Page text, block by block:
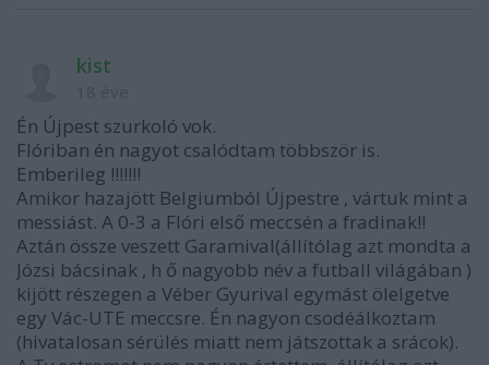
kist
Én Újpest szurkoló vok.
Flóriban én nagyot csalódtam többször is.
Emberileg !!!!!!!
Amikor hazajött Belgiumból Újpestre , vártuk mint a
messiást. A 0-3 a Flóri első meccsén a fradinak!!
Aztán össze veszett Garamival(állítólag azt mondta a
Józsi bácsinak , h ő nagyobb név a futball világában )
kijött részegen a Véber Gyurival egymást ölelgetve
egy Vác-UTE meccsre. Én nagyon csodéálkoztam
(hivatalosan sérülés miatt nem játszottak a srácok).